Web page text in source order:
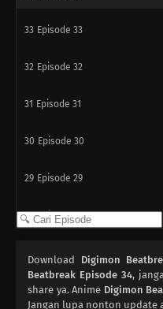
33 Episode 33
32 Episode 32
31 Episode 31
30 Episode 30
29 Episode 29
28 Episode 28
26 Episode 26
Download Digimon
Beatbreak Episode 34,
share ya. Anime Digimon
Jangan lupa nonton update